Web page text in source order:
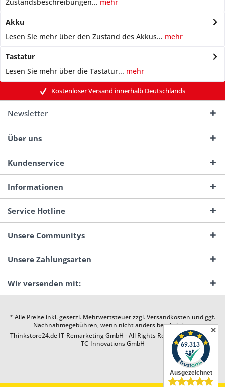
Akku
Lesen Sie mehr über den Zustand des Akkus... mehr
Tastatur
Lesen Sie mehr über die Tastatur... mehr
Kostenloser Versand innerhalb Deutschlands
Newsletter
Über uns
Kundenservice
Informationen
Service Hotline
Unsere Communitys
Unsere Zahlungsarten
Wir versenden mit:
* Alle Preise inkl. gesetzl. Mehrwertsteuer zzgl.Versandkosten und ggf.
Nachnahmegebühren, wenn nicht anders beschrieben
Thinkstore24.de IT-Remarketing GmbH - All Rights Reserved. Design by
TC-Innovations GmbH
✕